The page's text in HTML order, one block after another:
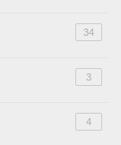
34
3
4